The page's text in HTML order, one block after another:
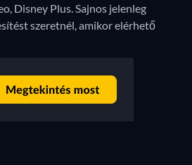
Disney Plus. Sajnos jelenleg
szeretnél, amikor elérhető